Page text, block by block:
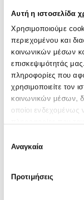
Αυτή η ιστοσελίδα
Χρησιμοποιούμε
περιεχομένου και
κοινωνικών μέσων
επισκεψιμότητάς
πληροφορίες που
χρησιμοποιείτε τον
κοινωνικών μέσων,
οποίοι ενδεχομένως
των υπηρεσιών τους.
συγκατάθεσης
Αναγκαία
Προτιμήσεις
καλλιέργειες
ποιότητας.
Στο Κέντρο
θεραπευτικές
πυελικού
εξατομίκευσης
χειρουργούς,
αλλά και με